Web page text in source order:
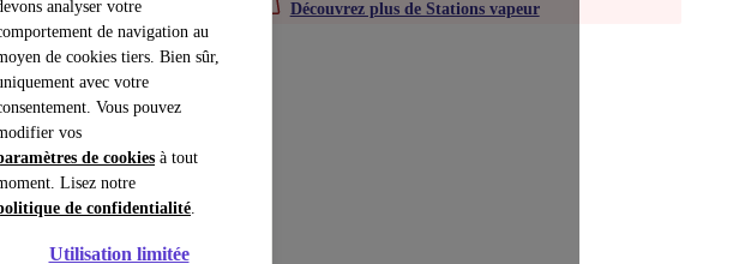
analyser votre
de navigation au
de cookies tiers. Bien sûr,
avec votre
Vous pouvez
vos
de cookies à tout
Lisez notre
de confidentialité.
Utilisation limitée
Découvrez plus de Stations vapeur